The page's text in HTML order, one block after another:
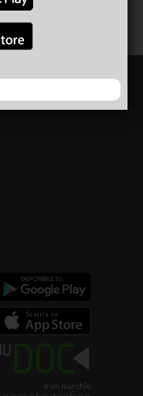
2 3
è un marchio